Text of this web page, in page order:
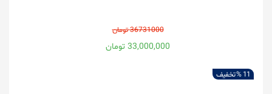
36731000 تومان
33,000,000 تومان
11 % تخفیف